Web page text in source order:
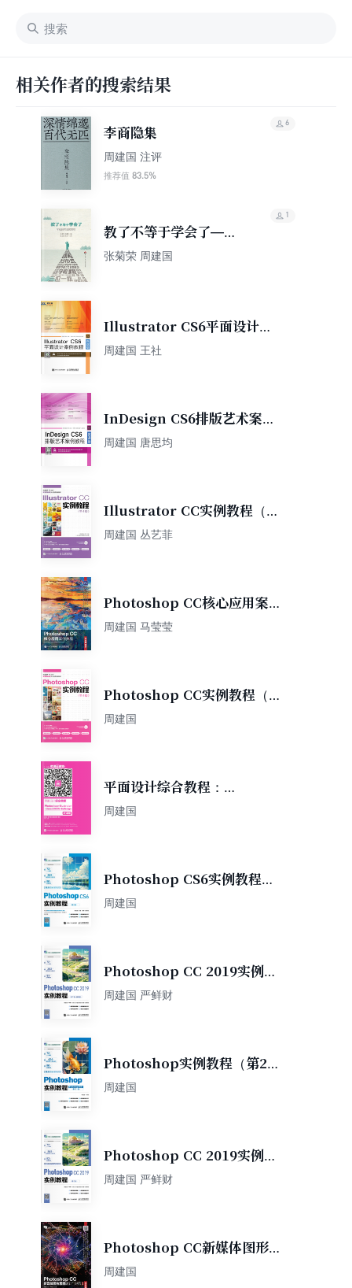
相关作者的搜索结果
李商隐集
周建国 注评
推荐值 83.5%
6
教了不等于学会了——
学校如何发展课程
张菊荣 周建国
1
Illustrator CS6平面设计案
例教程（微课版）
周建国 王社
InDesign CS6排版艺术案例
教程（微课版）
周建国 唐思均
Illustrator CC实例教程（第
4版）
周建国 丛艺菲
Photoshop CC核心应用案例
教程（全彩慕课版）
周建国 马莹莹
Photoshop CC实例教程（第
4版）
周建国
平面设计综合教程：
Photoshop+Illustrator+CorelDRAW
周建国
Photoshop CS6实例教程
（第6版）（电子活页微课
周建国
Photoshop CC 2019实例教
程（第7版）（微课版）
周建国 严鲜财
Photoshop实例教程（第2
版）（Photoshop 2021）
周建国
Photoshop CC 2019实例教
程（电子活页全彩微课版）
周建国 严鲜财
Photoshop CC新媒体图形图
像设计与制作（全彩慕课版）
周建国